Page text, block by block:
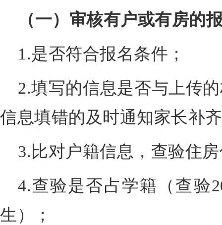
（一）审核有户或有房的
1.是否符合报名条件；
2.填写的信息是否与上传
信息填错的及时通知家长补
3.比对户籍信息，查验住
4.查验是否占学籍（查验
生）；